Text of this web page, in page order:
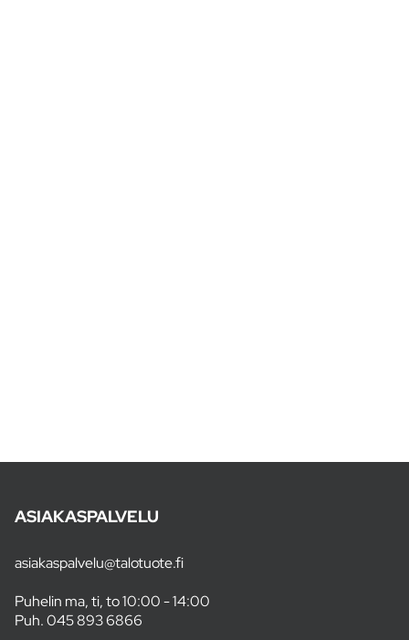
ASIAKASPALVELU
asiakaspalvelu@talotuote.fi
Puhelin ma, ti, to 10:00 - 14:00
Puh.045 893 6866